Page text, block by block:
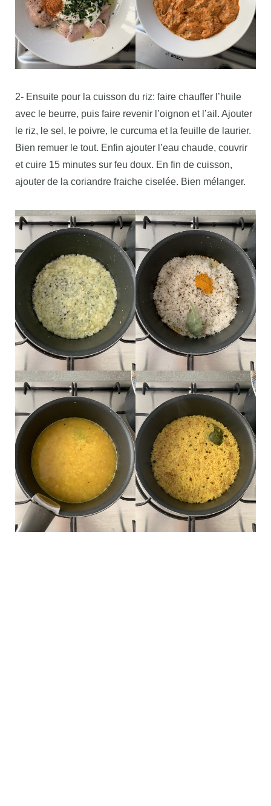
2- Ensuite pour la cuisson du riz: faire chauffer l’huile
avec le beurre, puis faire revenir l’oignon et l’ail. Ajouter
le riz, le sel, le poivre, le curcuma et la feuille de laurier.
Bien remuer le tout. Enfin ajouter l’eau chaude, couvrir
et cuire 15 minutes sur feu doux. En fin de cuisson,
ajouter de la coriandre fraiche ciselée. Bien mélanger.